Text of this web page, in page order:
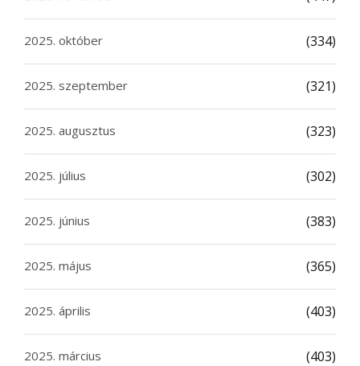
2025. október (334)
2025. szeptember (321)
2025. augusztus (323)
2025. július (302)
2025. június (383)
2025. május (365)
2025. április (403)
2025. március (403)